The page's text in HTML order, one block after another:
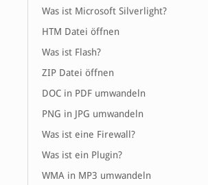
Was ist Microsoft Silverlight?
HTM Datei öffnen
Was ist Flash?
ZIP Datei öffnen
DOC in PDF umwandeln
PNG in JPG umwandeln
Was ist eine Firewall?
Was ist ein Plugin?
WMA in MP3 umwandeln